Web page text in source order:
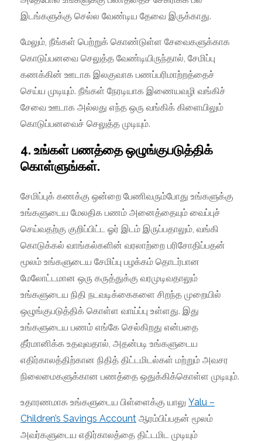
இடங்களுக்கு செல்ல வேண்டிய தேவை இருக்காது.
மேலும், நீங்கள் பெற்றுக் கொண்டுள்ள சேவைகளுக்காக
கொடுப்பனவை செலுத்த வேண்டியிருந்தால், சேமிப்பு
கணக்கின் ஊடாக இலகுவாக பணப்பரிமாற்றத்தைச்
செய்ய முடியும். நீங்கள் நேரடியாக இணையவழி வங்கிச்
சேவை ஊடாக அல்லது எந்த ஒரு வங்கிக் கிளையிலும்
கொடுப்பனவைச் செலுத்த முடியும்.
4. உங்கள் பணத்தை ஒழுங்குபடுத்திக்
கொள்ளுங்கள்.
சேமிப்புக் கணக்கு ஒன்றை பேணிவரும்போது உங்களுக்கு
உங்களுடைய மேலதிக பணம் அனைத்தையும் வைப்புச்
செய்வதற்கு குறிப்பிட்ட ஓர் இடம் இருப்பதாலும், வங்கி
கொடுக்கல் வாங்கல்களின் வரலாற்றை பரிசோதிப்பதன்
மூலம் உங்களுடைய சேமிப்பு பழக்கம் தொடர்பான
மேலோட்டமான ஒரு கருத்துக்கு வரமுடிவதாலும்
உங்களுடைய நிதி நடவடிக்கைகளை சிறந்த முறையில்
ஒழுங்குபடுத்திக் கொள்ள வாய்ப்பு உள்ளது. இது
உங்களுடைய பணம் எங்கே செல்கிறது என்பதை
தீர்மானிக்க உதவுவதால், அதன்படி உங்களுடைய
எதிர்காலத்திற்கான நிதித் திட்டமிடல்கள் மற்றும் அவசர
நிலைமைகளுக்கான பணத்தை ஒதுக்கிக்கொள்ள முடியும்.
உதாரணமாக உங்களுடைய பிள்ளைக்கு யாலு Yalu –
Children’s Savings Account ஆரம்பிப்பதன் மூலம்
அவர்களுடைய எதிர்காலத்தை திட்டமிட முடியும்